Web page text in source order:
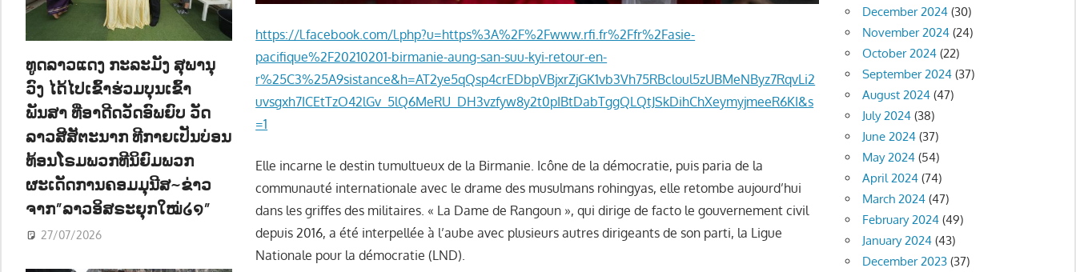
https://l.facebook.com/l.php?u=https%3A%2F%2Fwww.rfi.fr%2Ffr%2Fasie-
pacifique%2F20210201-birmanie-aung-san-suu-kyi-retour-en-
r%25C3%25A9sistance&h=AT2ye5qQsp4crEDbpVBjxrZjGK1vb3Vh75RBcloul5zUBMeNByz7RqvLi2
uvsgxh7ICEtTzO42lGv_5lQ6MeRU_DH3vzfyw8y2t0pIBtDabTggQLQtJSkDihChXeymyjmeeR6KI&s
=1
Elle incarne le destin tumultueux de la Birmanie. Icône de la démocratie, puis paria de la
communauté internationale avec le drame des musulmans rohingyas, elle retombe aujourd’hui
dans les griffes des militaires. « La Dame de Rangoun », qui dirige de facto le gouvernement civil
depuis 2016, a été interpellée à l’aube avec plusieurs autres dirigeants de son parti, la Ligue
Nationale pour la démocratie (LND).
ທູດລາວແດງ ກະລະມັງ ສຸພານຸ
ວົງ ໄດ້ໄປເຂົ້າຮ່ວມບຸນເຂົ້າ
ພັນສາ ທີ່ອາດີດວັດອົພຍົບ ວັດ
ລາວສີສັຕະນາກ ທີກາຍເປັນບ່ອນ
ທ້ອນໂຣມພວກທີນິຍົມພວກ
ຜະເດັດການຄອມມຸນີສ~ຂ່າວ
ຈາກ”ລາວອິສຣະຍຸກໃໝ່໒໑”
27/07/2026
December 2024 (30)
November 2024 (24)
October 2024 (22)
September 2024 (37)
August 2024 (47)
July 2024 (38)
June 2024 (37)
May 2024 (54)
April 2024 (74)
March 2024 (47)
February 2024 (49)
January 2024 (43)
December 2023 (37)